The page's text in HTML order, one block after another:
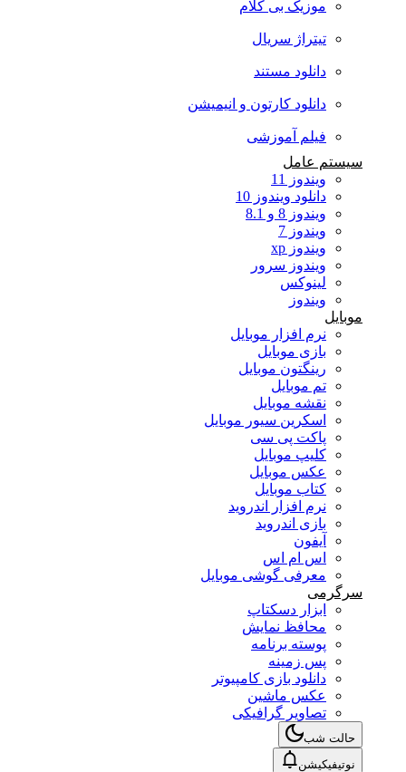
موزیک بی کلام
تیتراژ سریال
دانلود مستند
دانلود کارتون و انیمیشن
فیلم آموزشی
سیستم عامل
ویندوز 11
دانلود ویندوز 10
ویندوز 8 و 8.1
ویندوز 7
ویندوز xp
ویندوز سرور
لینوکس
ویندوز
موبایل
نرم افزار موبایل
بازی موبایل
رینگتون موبایل
تم موبایل
نقشه موبایل
اسکرین سیور موبایل
پاکت پی سی
کلیپ موبایل
عکس موبایل
کتاب موبایل
نرم افزار اندروید
بازی اندروید
آیفون
اس ام اس
معرفی گوشی موبایل
سرگرمی
ابزار دسکتاپ
محافظ نمایش
پوسته برنامه
پس زمینه
دانلود بازی کامپیوتر
عکس ماشین
تصاویر گرافیکی
حالت شب
نوتیفیکیشن